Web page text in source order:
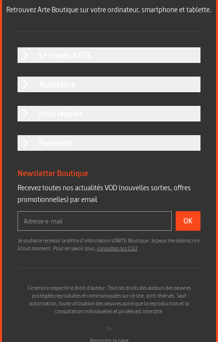
Retrouvez Arte Boutique sur votre ordinateur, smartphone et tablette.
Newsletter Boutique
Recevez toutes nos actualités VOD (nouvelles sorties, offres
promotionnelles) par email
OK
Je souhaite recevoir la lettre d’information d'ARTE Boutique. Je peux me désinscrire
à tout moment. Pour en savoir plus,consultez nos CGU.
Ce service respecte le droit d’auteur. Tous les droits des auteurs des oeuvres
protégées reproduites et communiquées sur ce site, sont réservés. Sauf
autorisation, toute utilisation des oeuvres autre que la reproduction et la
consultation individuelles et privées est interdite.